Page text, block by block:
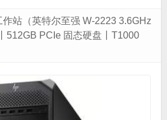
站（英特尔至强 W-2223 3.6GHz
512GB PCIe 固态硬盘丨T1000